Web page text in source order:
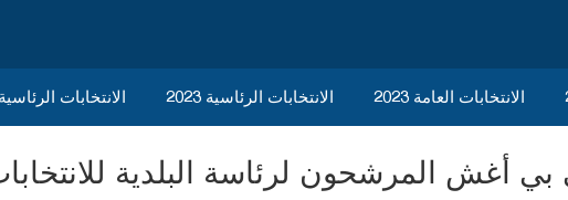
2023 الانتخابات الانتخابات الرئاسية 2023 الانتخابات العامة 2023